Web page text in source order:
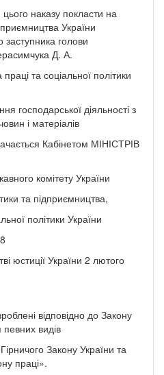
наказу покласти на
України
голови
Д. А.
та соціальної політики
господарської діяльності з
і матеріалів
Кабінетом МІНІСТРІВ
комітету України
та підприємництва,
політики України
юстиції України 2 лютого
відповідно до Закону
видів
Закону України та
праці».